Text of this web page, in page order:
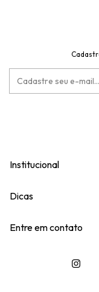
Institucional
Dicas
Entre em contato